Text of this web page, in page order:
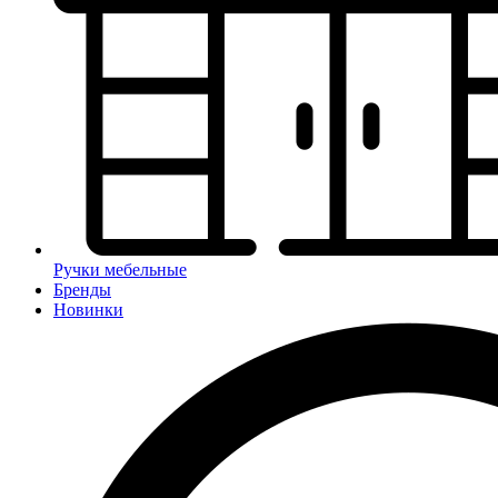
Ручки мебельные
Бренды
Новинки